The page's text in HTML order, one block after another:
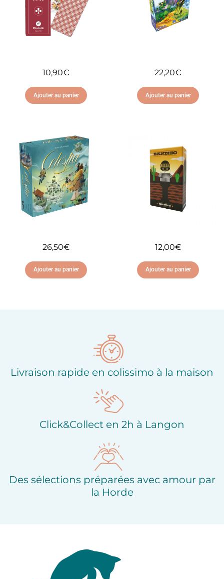
10,90€
Ajouter au panier
Ajouter à ma liste
d'envies
22,20€
Ajouter au panier
Ajouter à ma liste
d'envies
26,50€
Ajouter au panier
12,00€
Ajouter au panier
Livraison rapide en colissimo à la maison
Click&Collect en 2h à Langon
Des sélections préparées avec amour par
la Horde